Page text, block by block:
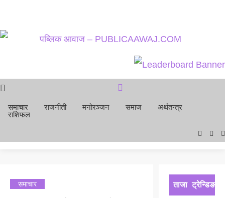
समाचार राजनीती मनोरञ्जन समाज
अर्थतन्त्र
राशिफल
मनोरञ्जन
राशिफल
समाचार ताजा ट्रेन्डिङ